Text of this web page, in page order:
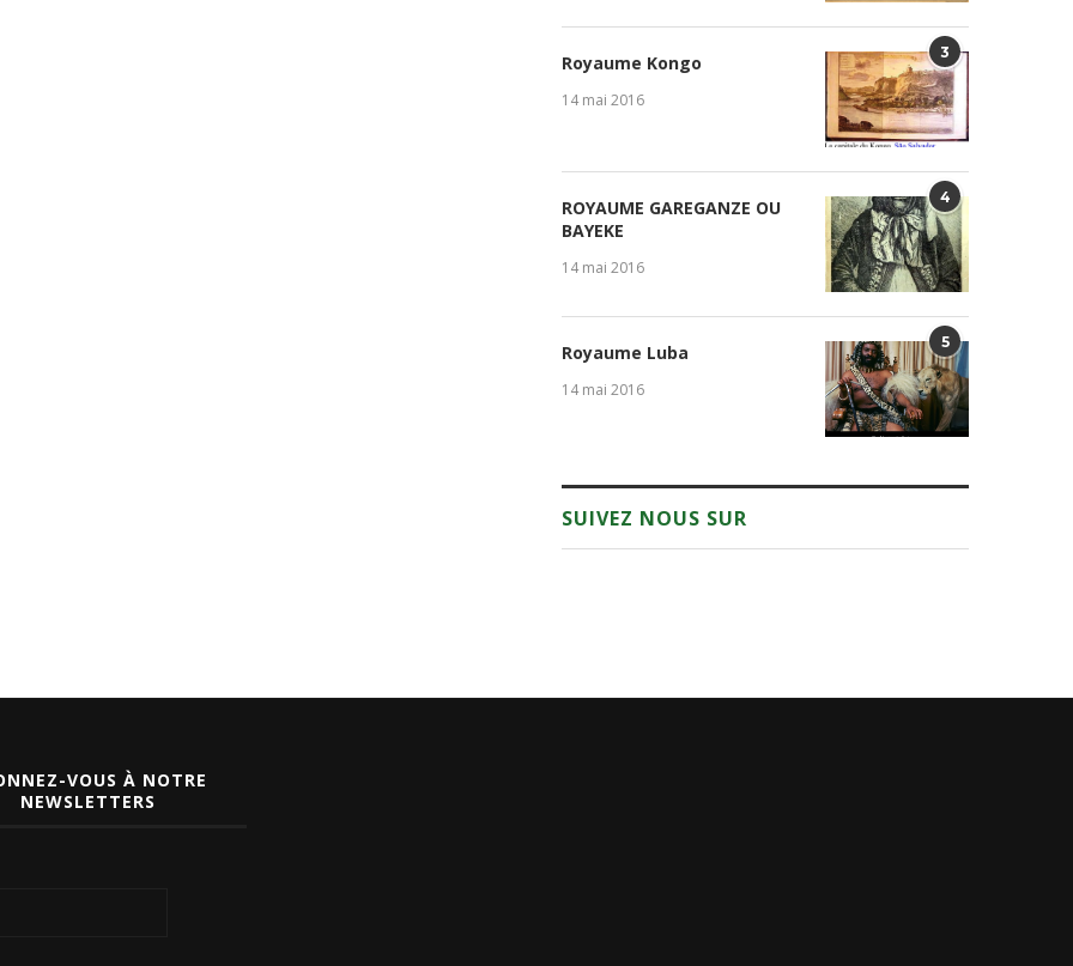
3
Royaume Kongo
14 mai 2016
4
ROYAUME GAREGANZE OU
BAYEKE
14 mai 2016
5
Royaume Luba
14 mai 2016
SUIVEZ NOUS SUR
VOUS À NOTRE
NEWSLETTERS